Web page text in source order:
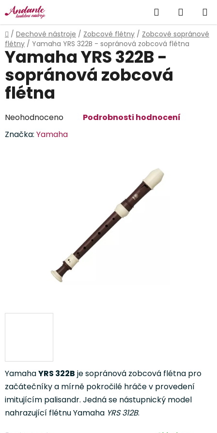
Přejít
na
obsah
Hledat
KOŠÍK
Domů
/ Dechové nástroje / Zobcové flétny / Zobcové sopránové
flétny / Yamaha YRS 322B - sopránová zobcová flétna
YamahaYRS 322B je sopránová zobcová flétna pro
začátečníky a mírně pokročilé hráče v provedení
imitujícím palisandr. Jedná se nástupnický model
nahrazující flétnu Yamaha YRS 312B.
Yamaha YRS 322B -
sopránová zobcová
flétna
Průměrné
produktu
Neohodnoceno
Podrobnosti hodnocení
Značka: Yamaha